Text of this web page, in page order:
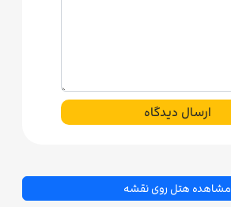
ارسال دیدگاه
مشاهده هتل روی نقشه